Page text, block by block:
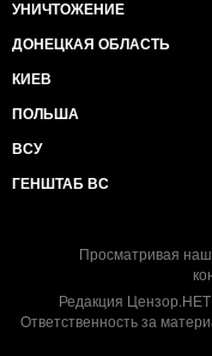
УНИЧТОЖЕНИЕ
ДОНЕЦКАЯ ОБЛАСТЬ
КИЕВ
ПОЛЬША
ВСУ
ГЕНШТАБ ВС
Просматривая
Редакция
Ответственность за